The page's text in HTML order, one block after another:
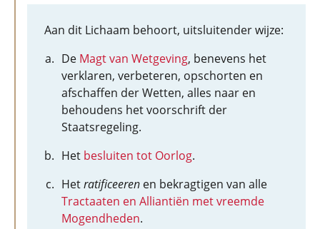
Aan dit Lichaam behoort, uitsluitender wijze:
De Magt van Wetgeving, benevens het
verklaren, verbeteren, opschorten en
afschaffen der Wetten, alles naar en
behoudens het voorschrift der
Staatsregeling.
Het besluiten tot Oorlog.
Hetratificeeren en bekragtigen van alle
Tractaaten en Alliantiën met vreemde
Mogendheden.